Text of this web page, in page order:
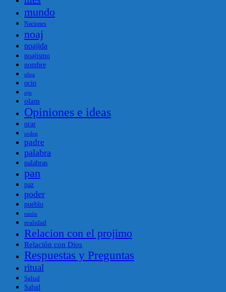
mundo
Naciones
noaj
noajida
noajismo
nombre
obra
ocio
ojo
olam
Opiniones e ideas
orar
orden
padre
palabra
palabras
pan
paz
poder
pueblo
razón
realidad
Relacion con el projimo
Relación con Dios
Respuestas y Preguntas
ritual
Salud
Salud